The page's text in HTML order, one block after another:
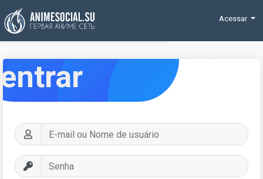
Funding
Acessar
entrar